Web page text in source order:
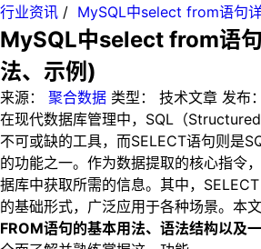
行业资讯 / MySQL中select from语句
MySQL中select from语
法、示例)
来源： 聚合数据 类型： 技术文章 发布：
在现代数据库管理中，SQL（
不可或缺的工具，而SELECT语句则是
的功能之一。作为数据提取的核心指令
据库中获取所需的信息。其中，
的基础形式，广泛应用于各种场景。本文
FROM语句的基本用法、语法结构以及一